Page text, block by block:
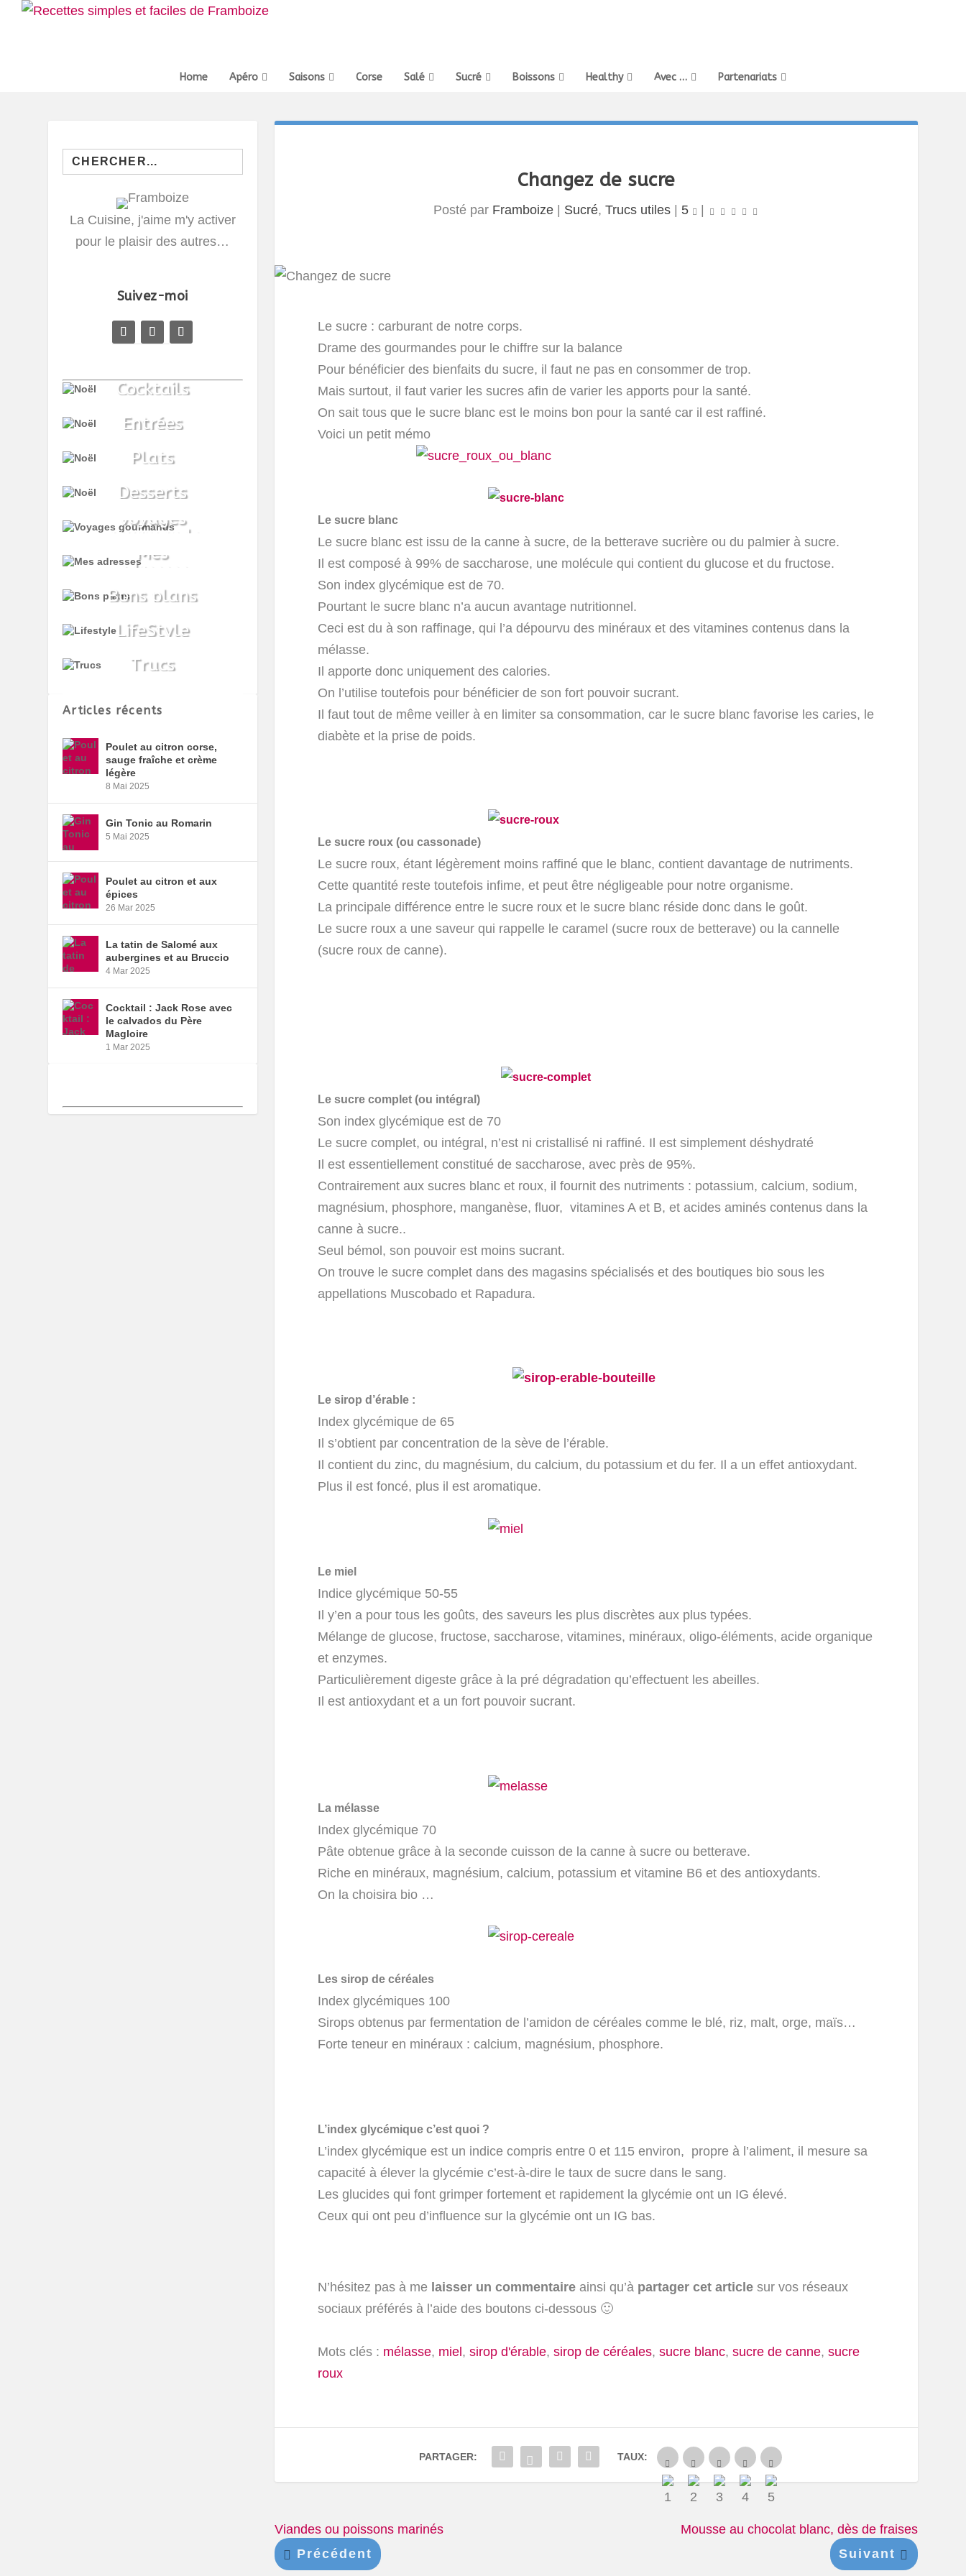
Home Apéro Saisons Corse Salé Sucré Boissons Healthy Avec … Partenariats
Changez de sucre
Posté par Framboize Sucré,Trucs utiles 5
Le sucre : carburant de notre corps.
Drame des gourmandes pour le chiffre sur la balance
Pour bénéficier des bienfaits du sucre, il faut ne pas en consommer de trop.
Mais surtout, il faut varier les sucres afin de varier les apports pour la santé.
On sait tous que le sucre blanc est le moins bon pour la santé car il est raffiné.
Voici un petit mémo
Le sucre blanc
Le sucre blanc est issu de la canne à sucre, de la betterave sucrière ou du palmier à sucre.
Il est composé à 99% de saccharose, une molécule qui contient du glucose et du fructose.
Son index glycémique est de 70.
Pourtant le sucre blanc n’a aucun avantage nutritionnel.
Ceci est du à son raffinage, qui l’a dépourvu des minéraux et des vitamines contenus dans la
mélasse.
Il apporte donc uniquement des calories.
On l’utilise toutefois pour bénéficier de son fort pouvoir sucrant.
Il faut tout de même veiller à en limiter sa consommation, car le sucre blanc favorise les caries, le
diabète et la prise de poids.
Le sucre roux (ou cassonade)
Le sucre roux, étant légèrement moins raffiné que le blanc, contient davantage de nutriments.
Cette quantité reste toutefois infime, et peut être négligeable pour notre organisme.
La principale différence entre le sucre roux et le sucre blanc réside donc dans le goût.
Le sucre roux a une saveur qui rappelle le caramel (sucre roux de betterave) ou la cannelle
(sucre roux de canne).
Le sucre complet (ou intégral)
Son index glycémique est de 70
Le sucre complet, ou intégral, n’est ni cristallisé ni raffiné. Il est simplement déshydraté
Il est essentiellement constitué de saccharose, avec près de 95%.
Contrairement aux sucres blanc et roux, il fournit des nutriments : potassium, calcium, sodium,
magnésium, phosphore, manganèse, fluor, vitamines A et B, et acides aminés contenus dans la
canne à sucre..
Seul bémol, son pouvoir est moins sucrant.
On trouve le sucre complet dans des magasins spécialisés et des boutiques bio sous les
appellations Muscobado et Rapadura.
Le sirop d’érable :
Index glycémique de 65
Il s’obtient par concentration de la sève de l’érable.
Il contient du zinc, du magnésium, du calcium, du potassium et du fer. Il a un effet antioxydant.
Plus il est foncé, plus il est aromatique.
Le miel
Indice glycémique 50-55
Il y’en a pour tous les goûts, des saveurs les plus discrètes aux plus typées.
Mélange de glucose, fructose, saccharose, vitamines, minéraux, oligo-éléments, acide organique
et enzymes.
Particulièrement digeste grâce à la pré dégradation qu’effectuent les abeilles.
Il est antioxydant et a un fort pouvoir sucrant.
La mélasse
Index glycémique 70
Pâte obtenue grâce à la seconde cuisson de la canne à sucre ou betterave.
Riche en minéraux, magnésium, calcium, potassium et vitamine B6 et des antioxydants.
On la choisira bio …
Les sirop de céréales
Index glycémiques 100
Sirops obtenus par fermentation de l’amidon de céréales comme le blé, riz, malt, orge, maïs…
Forte teneur en minéraux : calcium, magnésium, phosphore.
L’index glycémique c’est quoi ?
L’index glycémique est un indice compris entre 0 et 115 environ, propre à l’aliment, il mesure sa
capacité à élever la glycémie c’est-à-dire le taux de sucre dans le sang.
Les glucides qui font grimper fortement et rapidement la glycémie ont un IG élevé.
Ceux qui ont peu d’influence sur la glycémie ont un IG bas.
N’hésitez pas à me laisser un commentaireainsi qu’à partager cet articlesur vos réseaux
sociaux préférés à l’aide des boutons ci-dessous 🙂
Mots clés : mélasse, miel, sirop d'érable, sirop de céréales, sucre blanc, sucre de canne, sucre
roux
PARTAGER: TAUX:
Viandes ou poissons marinés
Précédent
Mousse au chocolat blanc, dès de fraises
Suivant
Search
for:
La Cuisine, j'aime m'y activer
pour le plaisir des autres…
Suivez-moi
Articles récents
Poulet au citron corse,
sauge fraîche et crème
légère
8 Mai 2025
Gin Tonic au Romarin
5 Mai 2025
Poulet au citron et aux
épices
26 Mar 2025
La tatin de Salomé aux
aubergines et au Bruccio
4 Mar 2025
Cocktail : Jack Rose avec
le calvados du Père
Magloire
1 Mar 2025